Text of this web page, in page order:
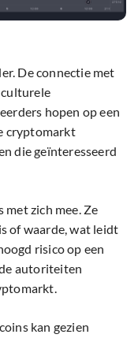
De connectie met
hopen op een
cryptomarkt
die geïnteresseerd
met zich mee. Ze
of waarde, wat leidt
risico op een
autoriteiten
kan gezien